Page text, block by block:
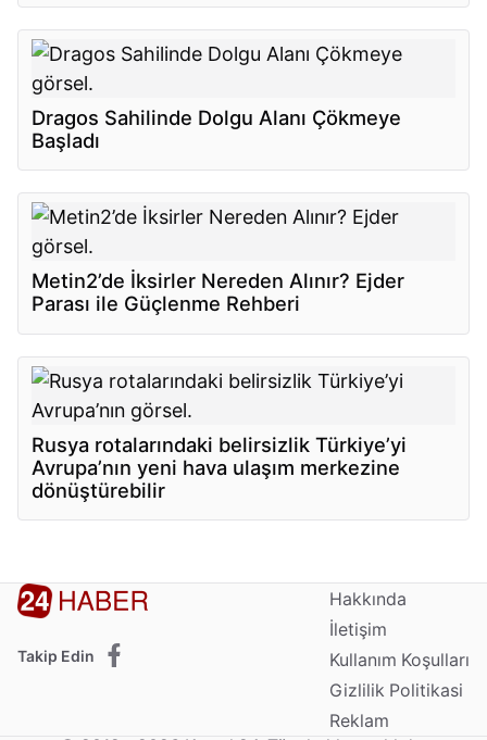
Dragos Sahilinde Dolgu Alanı Çökmeye
Başladı
Metin2’de İksirler Nereden Alınır? Ejder
Parası ile Güçlenme Rehberi
Rusya rotalarındaki belirsizlik Türkiye’yi
Avrupa’nın yeni hava ulaşım merkezine
dönüştürebilir
Takip Edin
Hakkında
İletişim
Kullanım Koşulları
Gizlilik Politikasi
Reklam